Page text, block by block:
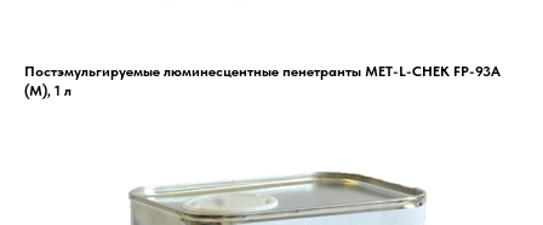
Постэмульгируемые люминесцентные пенетранты MET-L-CHEK FP-93A
(M), 1 л